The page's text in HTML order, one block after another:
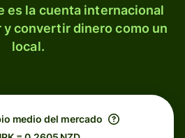
es la cuenta internacional
y convertir dinero como un
local.
medio del mercado